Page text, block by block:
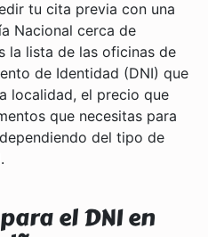
tu cita previa con una
Nacional cerca de
la lista de las oficinas de
de Identidad (DNI) que
localidad, el precio que
que necesitas para
del tipo de
el DNI en